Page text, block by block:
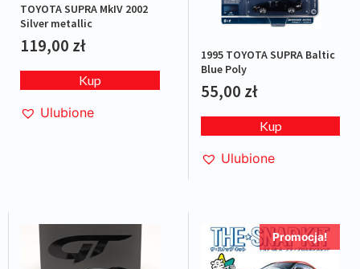
TOYOTA SUPRA MkIV 2002
Silver metallic
119,00 zł
Kup
Ulubione
1995 TOYOTA SUPRA Baltic
Blue Poly
55,00 zł
Kup
Ulubione
Promocja!